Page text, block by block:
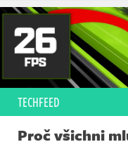
TECHFEED
Proč všichni